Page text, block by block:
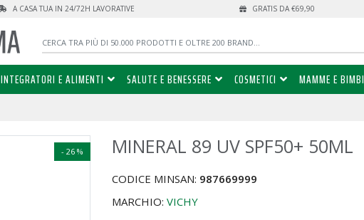
A CASA TUA IN 24/72H LAVORATIVE GRATIS DA €69,90
INTEGRATORI E ALIMENTI SALUTE E BENESSERE COSMETICI MAMME E BIMBI
- 26 % MINERAL 89 UV SPF50+ 50ML
CODICE MINSAN: 987669999
MARCHIO:VICHY